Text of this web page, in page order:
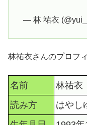
— 林 祐衣
林祐衣さんのプロフ
名前
林祐衣
読み方
はやし